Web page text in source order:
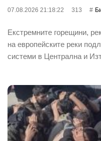
07.08.2026 21:18:22 313
Екстремните горещини,
на европейските реки
системи в Централна и